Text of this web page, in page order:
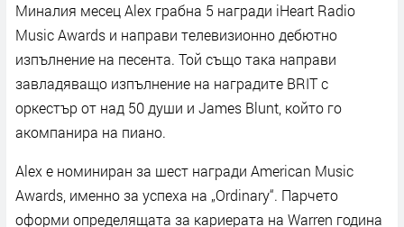
Миналия месец Alex грабна 5 награди iHeart Radio
Music Awards и направи телевизионно дебютно
изпълнение на песента. Той също така направи
завладяващо изпълнение на наградите BRIT с
оркестър от над 50 души и James Blunt, който го
акомпанира на пиано.
Alex е номиниран за шест награди American Music
Awards, именно за успеха на „Ordinary“. Парчето
оформи определящата за кариерата на Warren година